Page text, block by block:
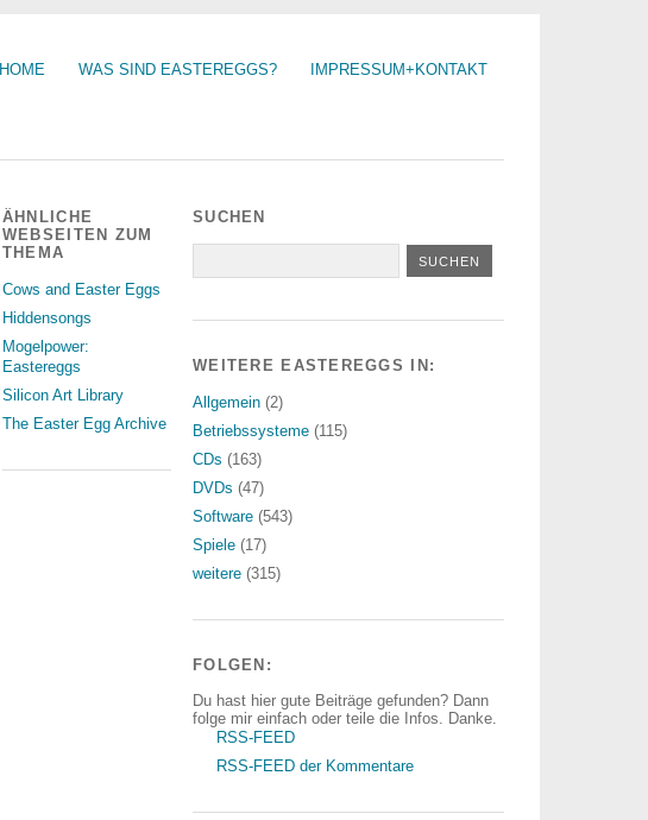
HOME WAS SIND EASTEREGGS? IMPRESSUM+KONTAKT
ÄHNLICHE
WEBSEITEN ZUM
THEMA
Cows and Easter Eggs
Hiddensongs
Mogelpower:
Eastereggs
Silicon Art Library
The Easter Egg Archive
SUCHEN
WEITERE EASTEREGGS IN:
Allgemein (2)
Betriebssysteme (115)
CDs (163)
DVDs (47)
Software (543)
Spiele (17)
weitere (315)
FOLGEN:
Du hast hier gute Beiträge gefunden? Dann
folge mir einfach oder teile die Infos. Danke.
RSS-FEED
RSS-FEED der Kommentare